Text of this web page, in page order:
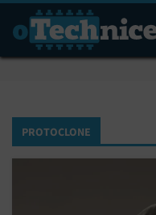
PROTOCLONE